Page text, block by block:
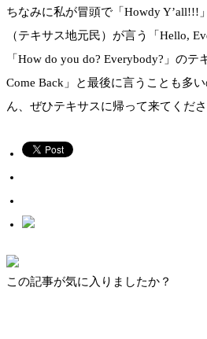
ちなみに私が冒頭で「Howdy Y’all!!!
（テキサス地元民）が言う「Hello,
「How do you do? Everybody?」の
Come Back」と最後に言うことも多
ん、ぜひテキサスに帰って来てくだ
この記事が気に入りましたか？